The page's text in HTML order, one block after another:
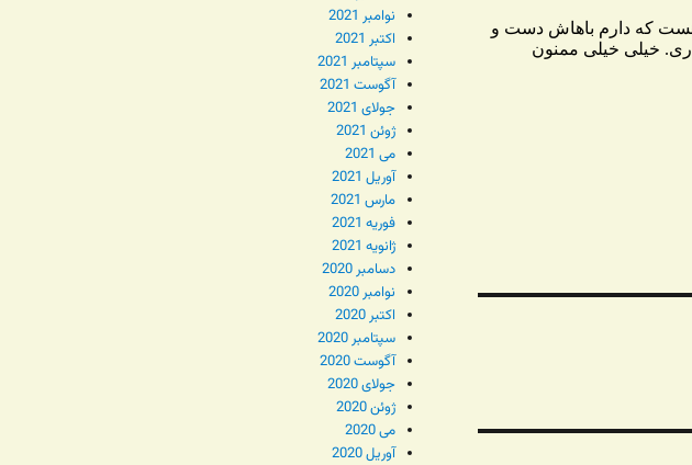
نوامبر 2021
اکتبر 2021
سپتامبر 2021
آگوست 2021
جولای 2021
ژوئن 2021
می 2021
آوریل 2021
مارس 2021
فوریه 2021
ژانویه 2021
دسامبر 2020
نوامبر 2020
اکتبر 2020
سپتامبر 2020
آگوست 2020
جولای 2020
ژوئن 2020
می 2020
آوریل 2020